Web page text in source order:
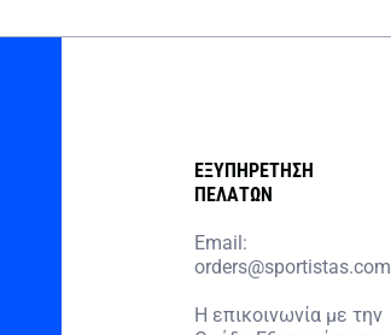
ΕΞΥΠΗΡΕΤΗΣΗ
ΠΕΛΑΤΩΝ
Email:
orders@sportistas.com
Η επικοινωνία με την